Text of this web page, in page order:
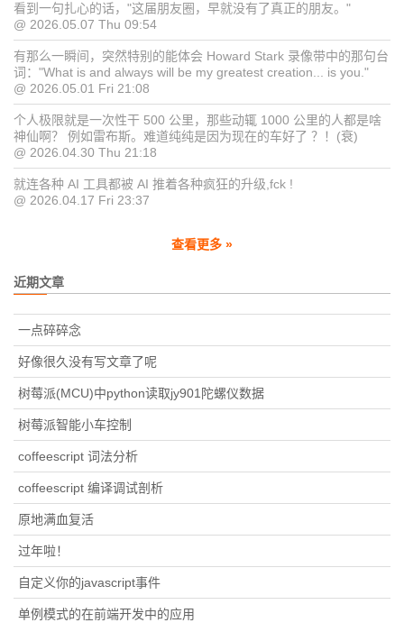
看到一句扎心的话，"这届朋友圈，早就没有了真正的朋友。"
@ 2026.05.07 Thu 09:54
有那么一瞬间，突然特别的能体会 Howard Stark 录像带中的那句台
词："What is and always will be my greatest creation... is you."
@ 2026.05.01 Fri 21:08
个人极限就是一次性干 500 公里，那些动辄 1000 公里的人都是啥
神仙啊？ 例如雷布斯。难道纯纯是因为现在的车好了 ？！(衰)
@ 2026.04.30 Thu 21:18
就连各种 AI 工具都被 AI 推着各种疯狂的升级,fck !
@ 2026.04.17 Fri 23:37
查看更多 »
近期文章
一点碎碎念
好像很久没有写文章了呢
树莓派(MCU)中python读取jy901陀螺仪数据
树莓派智能小车控制
coffeescript 词法分析
coffeescript 编译调试剖析
原地满血复活
过年啦！
自定义你的javascript事件
单例模式的在前端开发中的应用